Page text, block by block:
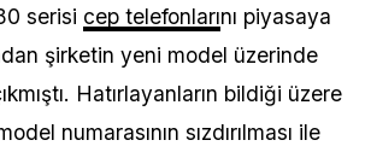
serisi cep telefonlarını piyasaya
şirketin yeni model üzerinde
Hatırlayanların bildiği üzere
numarasının sızdırılması ile